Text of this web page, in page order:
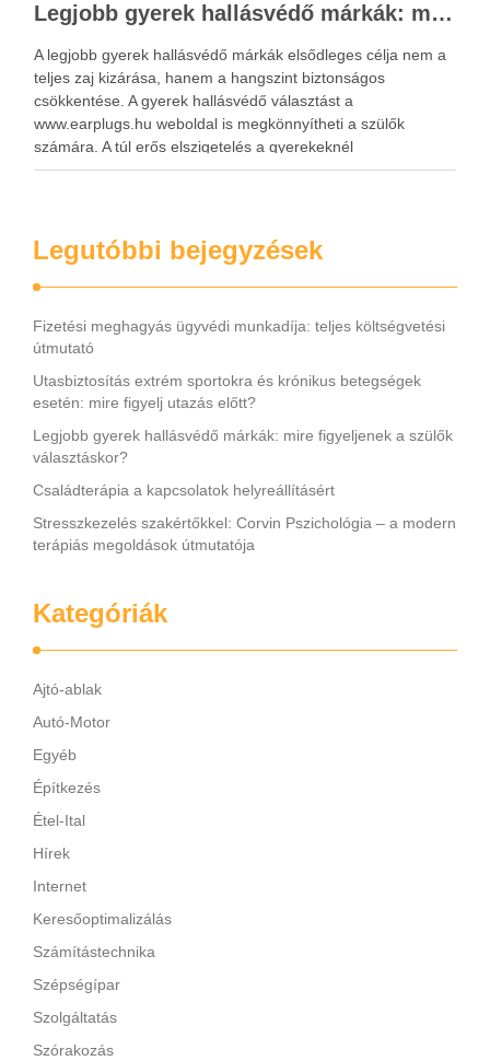
Legjobb gyerek hallásvédő márkák: mire figyeljenek a szülők választáskor?
A legjobb gyerek hallásvédő márkák elsődleges célja nem a
teljes zaj kizárása, hanem a hangszint biztonságos
csökkentése. A gyerek hallásvédő választást a
www.earplugs.hu weboldal is megkönnyítheti a szülők
számára. A túl erős elszigetelés a gyerekeknél
kényelmetlenséget, félelmet vagy dezorientáltságot is
Legutóbbi bejegyzések
Fizetési meghagyás ügyvédi munkadíja: teljes költségvetési
útmutató
Utasbiztosítás extrém sportokra és krónikus betegségek
esetén: mire figyelj utazás előtt?
Legjobb gyerek hallásvédő márkák: mire figyeljenek a szülők
választáskor?
Családterápia a kapcsolatok helyreállításért
Stresszkezelés szakértőkkel: Corvin Pszichológia – a modern
terápiás megoldások útmutatója
Kategóriák
Ajtó-ablak
Autó-Motor
Egyéb
Építkezés
Étel-Ital
Hírek
Internet
Keresőoptimalizálás
Számítástechnika
Szépségípar
Szolgáltatás
Szórakozás